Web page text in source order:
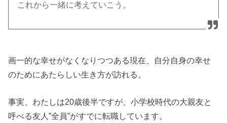
これから一緒に考えていこう。
画一的な幸せがなくなりつつある現在、自分自身の幸せ
のためにあたらしい生き方が訪れる。
事実、わたしは20歳後半ですが、小学校時代の大親友と
呼べる友人”全員”がすでに転職しています。